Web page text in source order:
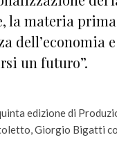
la materia
dell’economia
un futuro”.
edizione di
Giorgio Bigatti